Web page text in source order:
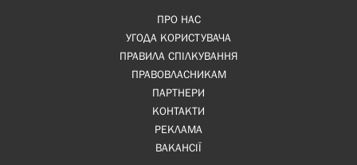
ПРО НАС
УГОДА КОРИСТУВАЧА
ПРАВИЛА СПІЛКУВАННЯ
ПРАВОВЛАСНИКАМ
ПАРТНЕРИ
КОНТАКТИ
РЕКЛАМА
ВАКАНСІЇ